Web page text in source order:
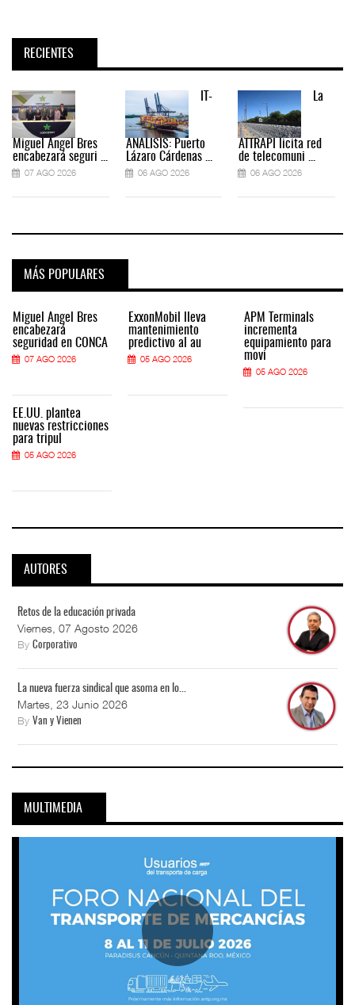
RECIENTES
Miguel Ángel Bres
encabezará seguri ...
07 AGO 2026
IT-
ANÁLISIS: Puerto
Lázaro Cárdenas ...
06 AGO 2026
La
ATTRAPI licita red
de telecomuni ...
06 AGO 2026
MÁS POPULARES
Miguel Ángel Bres
encabezará
seguridad en CONCA
07 AGO 2026
EE.UU. plantea
nuevas restricciones
para tripul
05 AGO 2026
ExxonMobil lleva
mantenimiento
predictivo al au
05 AGO 2026
APM Terminals
incrementa
equipamiento para
movi
05 AGO 2026
AUTORES
Retos de la educación privada
Viernes, 07 Agosto 2026
By Corporativo
La nueva fuerza sindical que asoma en lo...
Martes, 23 Junio 2026
By Van y Vienen
MULTIMEDIA